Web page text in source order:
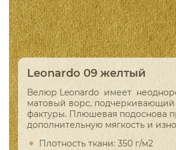
Leonardo 09 желтый
Велюр Leonardo имеет
матовый ворс, подчеркивающий
фактуры. Плюшевая подоснова
дополнительную мягкость и
Плотность ткани: 350 г/м2